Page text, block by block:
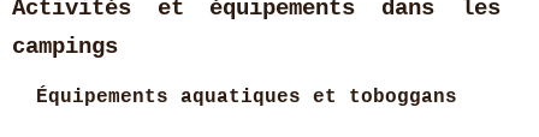
Activités et équipements dans les
campings
Équipements aquatiques et toboggans